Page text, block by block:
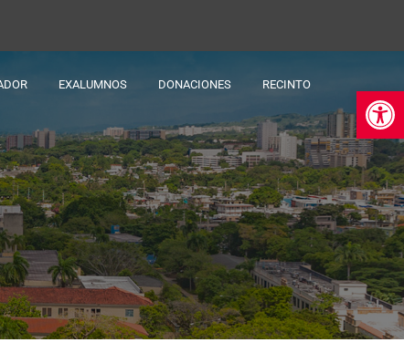
EXALUMNOS DONACIONES RECINTO